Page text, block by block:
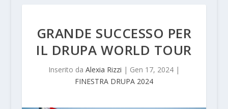
GRANDE SUCCESSO PER
IL DRUPA WORLD TOUR
Inserito da Alexia Rizzi | Gen 17, 2024|
FINESTRA DRUPA 2024